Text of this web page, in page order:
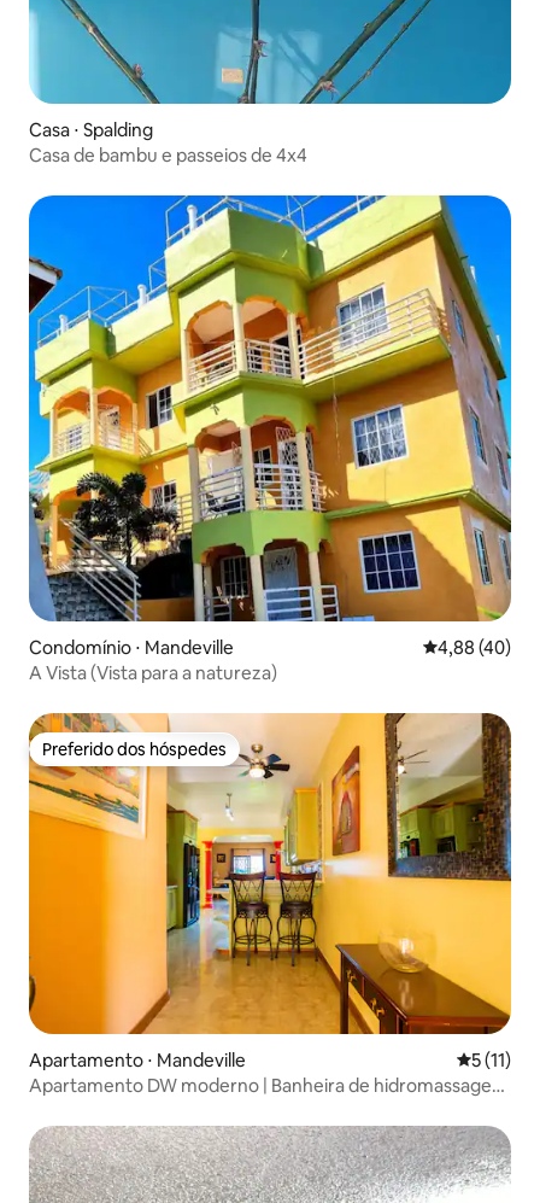
Casa ⋅ Spalding
Casa de bambu e passeios de 4x4
Condomínio ⋅ Mandeville 4,88 de uma
4,88 (40)
A Vista (Vista para a natureza)
Preferido dos hóspedes
Preferido dos hóspedes
Apartamento ⋅ Mandeville 5 de uma
5 (11)
Apartamento DW moderno | Banheira de hidromassagem